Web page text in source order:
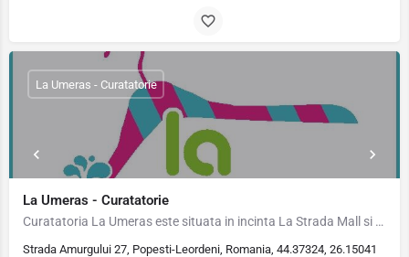
La Umeras - Curatatorie
Curatatoria La Umeras este situata in incinta La Strada Mall si presteaza urmatoarele servicii: Spalatorie,…
Strada Amurgului 27, Popesti-Leordeni, Romania, 44.37324, 26.15041
La Umeras - Curatatorie